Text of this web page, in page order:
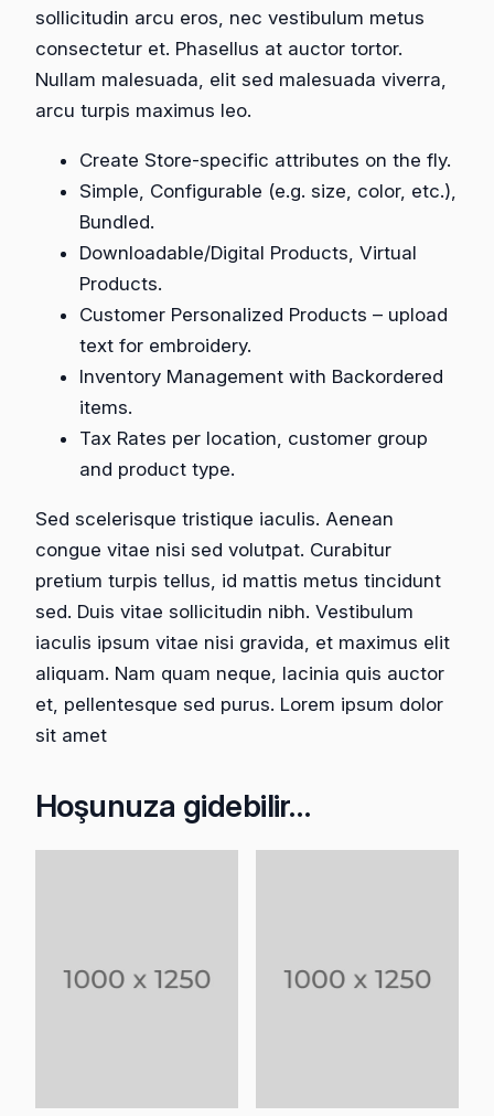
e
a
d
e
sollicitudin arcu eros, nec vestibulum metus
consectetur et. Phasellus at auctor tortor.
Nullam malesuada, elit sed malesuada viverra,
arcu turpis maximus leo.
Create Store-specific attributes on the fly.
Simple, Configurable (e.g. size, color, etc.),
Bundled.
Downloadable/Digital Products, Virtual
Products.
Customer Personalized Products – upload
text for embroidery.
Inventory Management with Backordered
items.
Tax Rates per location, customer group
and product type.
Sed scelerisque tristique iaculis. Aenean
congue vitae nisi sed volutpat. Curabitur
pretium turpis tellus, id mattis metus tincidunt
sed. Duis vitae sollicitudin nibh. Vestibulum
iaculis ipsum vitae nisi gravida, et maximus elit
aliquam. Nam quam neque, lacinia quis auctor
et, pellentesque sed purus. Lorem ipsum dolor
sit amet
Hoşunuza gidebilir…